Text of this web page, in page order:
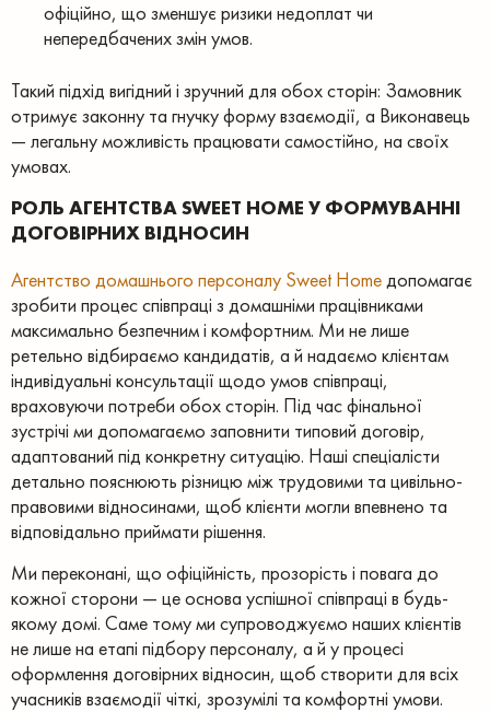
офіційно, що зменшує ризики недоплат чи
непередбачених змін умов.
Такий підхід вигідний і зручний для обох сторін: Замовник
отримує законну та гнучку форму взаємодії, а Виконавець
— легальну можливість працювати самостійно, на своїх
умовах.
РОЛЬ АГЕНТСТВА SWEET HOME У ФОРМУВАННІ
ДОГОВІРНИХ ВІДНОСИН
Агентство домашнього персоналу Sweet Homeдопомагає
зробити процес співпраці з домашніми працівниками
максимально безпечним і комфортним. Ми не лише
ретельно відбираємо кандидатів, а й надаємо клієнтам
індивідуальні консультації щодо умов співпраці,
враховуючи потреби обох сторін. Під час фінальної
зустрічі ми допомагаємо заповнити типовий договір,
адаптований під конкретну ситуацію. Наші спеціалісти
детально пояснюють різницю між трудовими та цивільно-
правовими відносинами, щоб клієнти могли впевнено та
відповідально приймати рішення.
Ми переконані, що офіційність, прозорість і повага до
кожної сторони — це основа успішної співпраці в будь-
якому домі. Саме тому ми супроводжуємо наших клієнтів
не лише на етапі підбору персоналу, а й у процесі
оформлення договірних відносин, щоб створити для всіх
учасників взаємодії чіткі, зрозумілі та комфортні умови.